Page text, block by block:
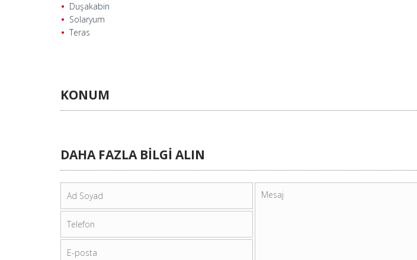
Duşakabin
Solaryum
Teras
KONUM
DAHA FAZLA BİLGİ ALIN